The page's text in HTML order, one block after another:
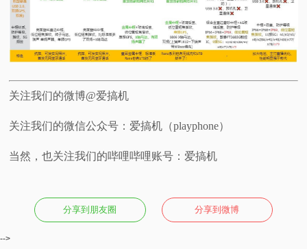
关注我们的微博@爱搞机
关注我们的微信公众号：爱搞机（playphone）
当然，也关注我们的哔哩哔哩账号：爱搞机
分享到朋友圈 分享到微博
-->